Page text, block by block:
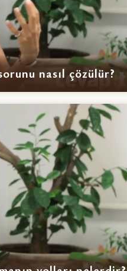
nasıl çözülür?